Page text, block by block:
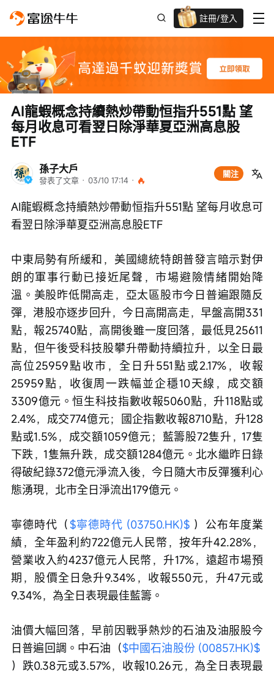
註冊/登入
迎新驚喜賞 股票/BTC等任你揀!
孫子大戶
發表了文章 · 03/10 17:14 ·
關注
AI龍蝦概念持續熱炒帶動恒指升551點 望
每月收息可看翌日除淨華夏亞洲高息股
ETF
AI龍蝦概念持續熱炒帶動恒指升551點 望每月收息可
看翌日除淨華夏亞洲高息股ETF
中東局勢有所緩和，美國總統特朗普發言暗示對伊
朗的軍事行動已接近尾聲，市場避險情緒開始降
溫。美股昨低開高走，亞太區股市今日普遍跟隨反
彈，港股亦逐步回升，今日高開高走，早盤高開331
點，報25740點，高開後雖一度回落，最低見25611
點，但午後受科技股攀升帶動持續拉升，以全日最
高位25959點收市，全日升551點或2.17%，收報
25959點，收復周一跌幅並企穩10天線，成交額
3309億元。恒生科技指數收報5060點，升118點或
2.4%，成交774億元；國企指數收報8710點，升128
點或1.5%，成交額1059億元；藍籌股72隻升，17隻
下跌，1隻無升跌，成交額1284億元。北水繼昨日錄
得破紀錄372億元淨流入後，今日隨大市反彈獲利心
態湧現，北市全日淨流出179億元。
寧德時代（$寧德時代 (03750.HK)$ ）公布年度業
績，全年盈利約722億元人民幣，按年升42.28%，
營業收入約4237億元人民幣，升17%，遠超市場預
期，股價全日急升9.34%，收報550元，升47元或
9.34%，為全日表現最佳藍籌。
油價大幅回落，早前因戰爭熱炒的石油及油服股今
日普遍回調。中石油（$中國石油股份 (00857.HK)$
）跌0.38元或3.57%，收報10.26元，為全日表現最